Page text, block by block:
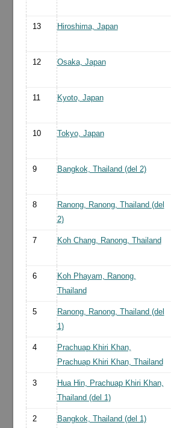
13 Hiroshima, Japan
12 Osaka, Japan
11 Kyoto, Japan
10 Tokyo, Japan
9 Bangkok, Thailand (del 2)
8
Ranong, Ranong, Thailand (del
2)
7 Koh Chang, Ranong, Thailand
6
Koh Phayam, Ranong,
Thailand
5
Ranong, Ranong, Thailand (del
1)
4
Prachuap Khiri Khan,
Prachuap Khiri Khan, Thailand
3
Hua Hin, Prachuap Khiri Khan,
Thailand (del 1)
2 Bangkok, Thailand (del 1)